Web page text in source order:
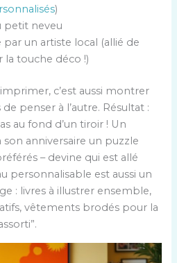
)
petit neveu
par un artiste local (allié de
la touche déco !)
c’est aussi montrer
penser à l’autre. Résultat :
au fond d’un tiroir ! Un
son anniversaire un puzzle
– devine qui est allé
personnalisable est aussi un
: livres à illustrer ensemble,
vêtements brodés pour la